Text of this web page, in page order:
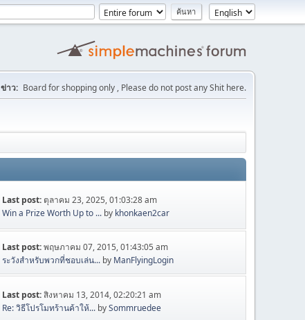
ข่าว: Board for shopping only , Please do not post any Shit here.
Last post: ตุลาคม 23, 2025, 01:03:28 am
Win a Prize Worth Up to ... by khonkaen2car
Last post:พฤษภาคม 07, 2015, 01:43:05 am
ระวังสำหรับพวกที่ชอบเล่น... by ManFlyingLogin
Last post:สิงหาคม 13, 2014, 02:20:21 am
Re: วิธีโปรโมทร้านค้าให้... bySommruedee